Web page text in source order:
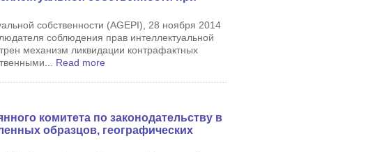
собственности (AGEPI), 28 ноября 2014
соблюдения прав интеллектуальной
механизм ликвидации контрафактных
Read more
комитета по законодательству в
образцов, географических